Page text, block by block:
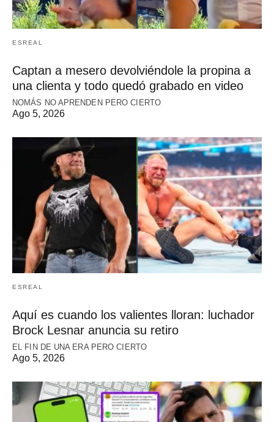
ESREAL
Captan a mesero devolviéndole la propina a
una clienta y todo quedó grabado en video
NOMÁS NO APRENDEN PERO CIERTO
Ago 5, 2026
ESREAL
Aquí es cuando los valientes lloran: luchador
Brock Lesnar anuncia su retiro
EL FIN DE UNA ERA PERO CIERTO
Ago 5, 2026